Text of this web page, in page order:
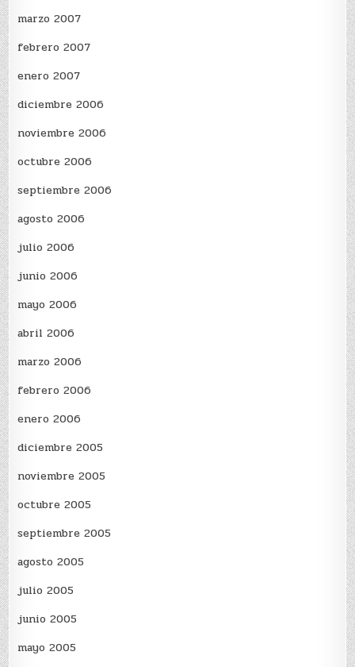
marzo 2007
febrero 2007
enero 2007
diciembre 2006
noviembre 2006
octubre 2006
septiembre 2006
agosto 2006
julio 2006
junio 2006
mayo 2006
abril 2006
marzo 2006
febrero 2006
enero 2006
diciembre 2005
noviembre 2005
octubre 2005
septiembre 2005
agosto 2005
julio 2005
junio 2005
mayo 2005